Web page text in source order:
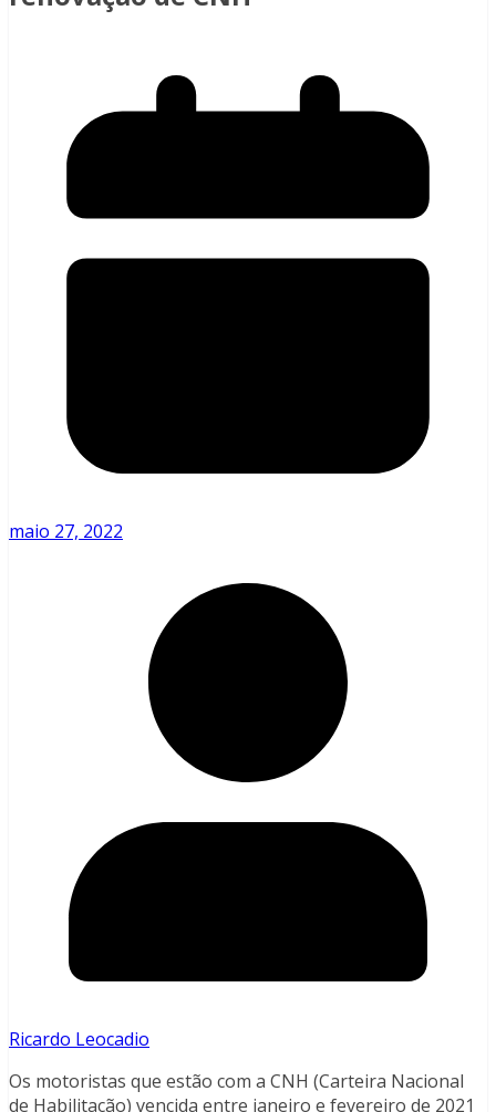
maio 27, 2022
Ricardo Leocadio
Os motoristas que estão com a CNH (Carteira Nacional
de Habilitação) vencida entre janeiro e fevereiro de 2021